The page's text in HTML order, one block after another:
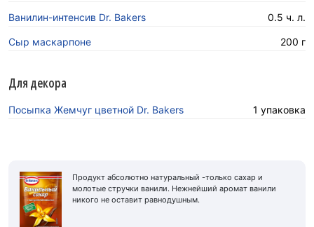
Ванилин-интенсив Dr. Bakers 0.5 ч. л.
Сыр маскарпоне 200 г
Для декора
Посыпка Жемчуг цветной Dr. Bakers 1 упаковка
Продукт абсолютно натуральный -только сахар и
молотые стручки ванили. Нежнейший аромат ванили
никого не оставит равнодушным.